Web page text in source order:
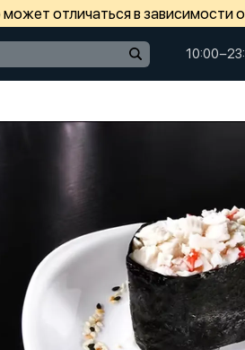
отличаться в зависимости